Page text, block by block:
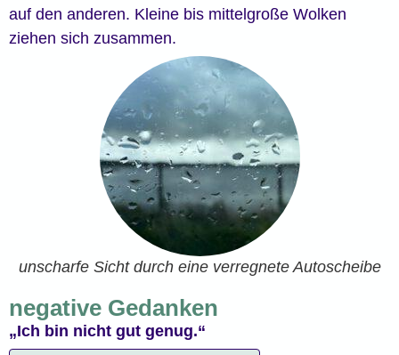
auf den anderen. Kleine bis mittelgroße Wolken
ziehen sich zusammen.
unscharfe Sicht durch eine verregnete Autoscheibe
negative Gedanken
„Ich bin nicht gut genug.“